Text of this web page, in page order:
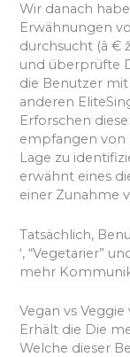
Wir danach
Erwähnungen
durchsucht (â €
und überprüfte
die Benutzer
anderen
Erforschen
empfangen von
Lage zu
erwähnt eines
einer Zunahme
Tatsächlich,
‘, “Vegetarier”
mehr
Vegan vs
Erhält die Die
Welche dieser